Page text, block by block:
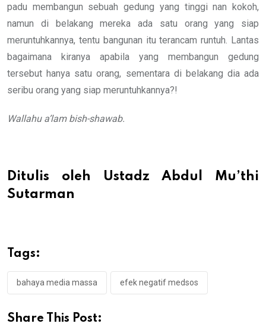
padu membangun sebuah gedung yang tinggi nan kokoh,
namun di belakang mereka ada satu orang yang siap
meruntuhkannya, tentu bangunan itu terancam runtuh. Lantas
bagaimana kiranya apabila yang membangun gedung
tersebut hanya satu orang, sementara di belakang dia ada
seribu orang yang siap meruntuhkannya?!
Wallahu a’lam bish-shawab.
Ditulis oleh Ustadz Abdul Mu’thi
Sutarman
Tags:
bahaya media massa efek negatif medsos
Share This Post: